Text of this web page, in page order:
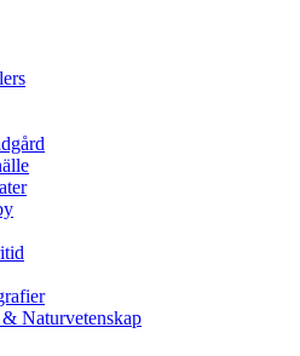
Naturvetenskap